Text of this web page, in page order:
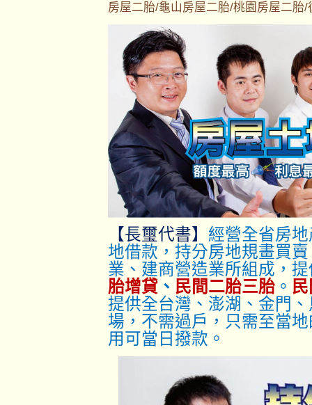
房屋二胎/龜山房屋二胎/桃園房屋二胎/
【長璽代書】 經營全省房
地借款，持分房地規畫買
業、建商營造業所組成，
胎增貸 、 民間二胎三胎 。
提供全台灣、澎湖、金門
場，不需過戶，只需至當
用可當日撥款。